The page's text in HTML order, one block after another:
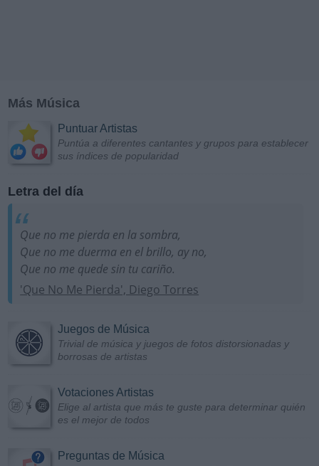
Más Música
Puntuar Artistas
Puntúa a diferentes cantantes y grupos para establecer
sus índices de popularidad
Letra del día
Que no me pierda en la sombra,
Que no me duerma en el brillo, ay no,
Que no me quede sin tu cariño.
'Que No Me Pierda', Diego Torres
Juegos de Música
Trivial de música y juegos de fotos distorsionadas y
borrosas de artistas
Votaciones Artistas
Elige al artista que más te guste para determinar quién
es el mejor de todos
Preguntas de Música